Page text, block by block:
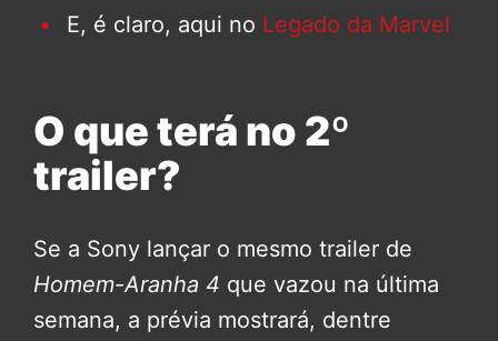
E, é claro, aqui no Legado da Marvel
O que terá no 2º
trailer?
Se a Sony lançar o mesmo trailer de
Homem-Aranha 4 que vazou na última
semana, a prévia mostrará, dentre